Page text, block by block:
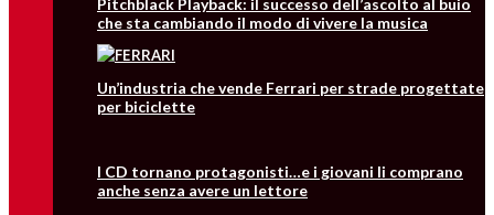
che sta cambiando il modo di vivere la musica
Un’industria che vende Ferrari per strade progettate
per biciclette
I CD tornano protagonisti…e i giovani li comprano
anche senza avere un lettore